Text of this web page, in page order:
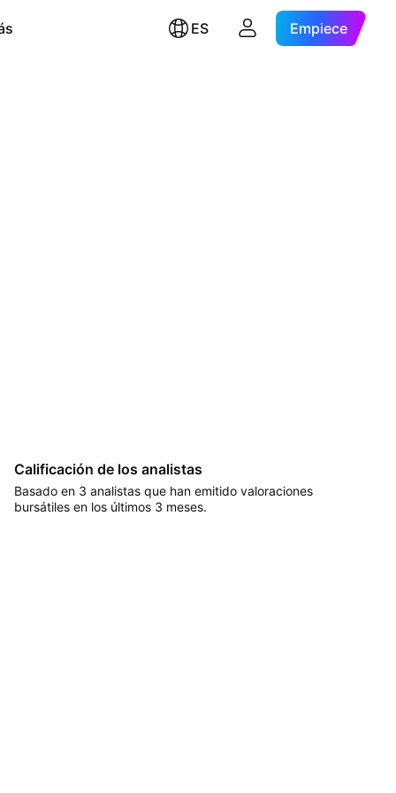
ES Empiece
Calificación de los analistas
Basado en 3 analistas que han emitido valoraciones
bursátiles en los últimos 3 meses.